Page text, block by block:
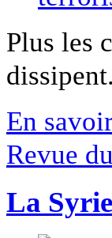
Plus les
En
Revue
La